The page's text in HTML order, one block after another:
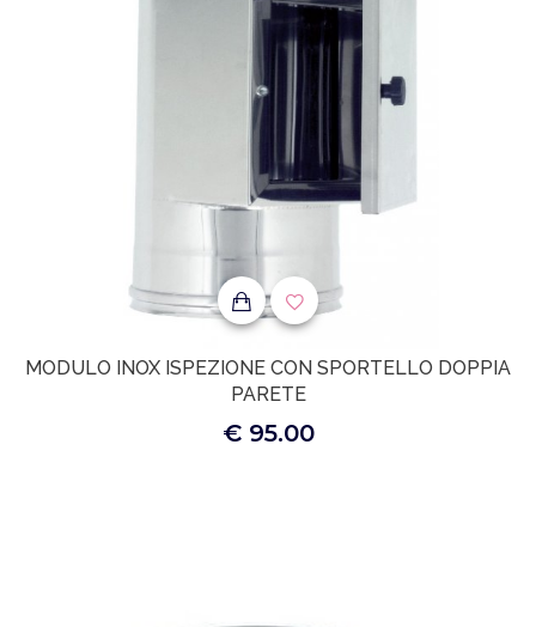
MODULO INOX ISPEZIONE CON SPORTELLO DOPPIA
PARETE
€ 95.00